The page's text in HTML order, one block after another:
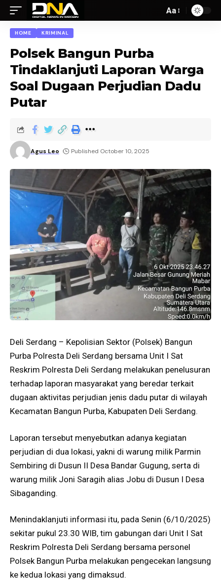
Aa
HOME KRIMINAL
Polsek Bangun Purba
Tindaklanjuti Laporan Warga
Soal Dugaan Perjudian Dadu
Putar
Agus Leo Published October 10, 2025
Deli Serdang – Kepolisian Sektor (Polsek) Bangun
Purba Polresta Deli Serdang bersama Unit I Sat
Reskrim Polresta Deli Serdang melakukan penelusuran
terhadap laporan masyarakat yang beredar terkait
dugaan aktivitas perjudian jenis dadu putar di wilayah
Kecamatan Bangun Purba, Kabupaten Deli Serdang.
Laporan tersebut menyebutkan adanya kegiatan
perjudian di dua lokasi, yakni di warung milik Parmin
Sembiring di Dusun II Desa Bandar Gugung, serta di
warung milik Joni Saragih alias Jobu di Dusun I Desa
Sibaganding.
Menindaklanjuti informasi itu, pada Senin (6/10/2025)
sekitar pukul 23.30 WIB, tim gabungan dari Unit I Sat
Reskrim Polresta Deli Serdang bersama personel
Polsek Bangun Purba melakukan pengecekan langsung
ke kedua lokasi yang dimaksud.